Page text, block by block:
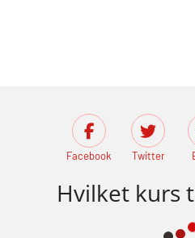
Facebook Twitter
Hvilket kurs